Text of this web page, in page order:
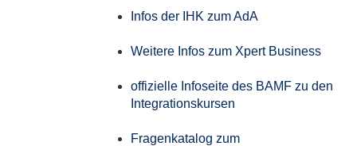
Infos der IHK zum AdA
Weitere Infos zum Xpert Business
offizielle Infoseite des BAMF zu den
Integrationskursen
Fragenkatalog zum